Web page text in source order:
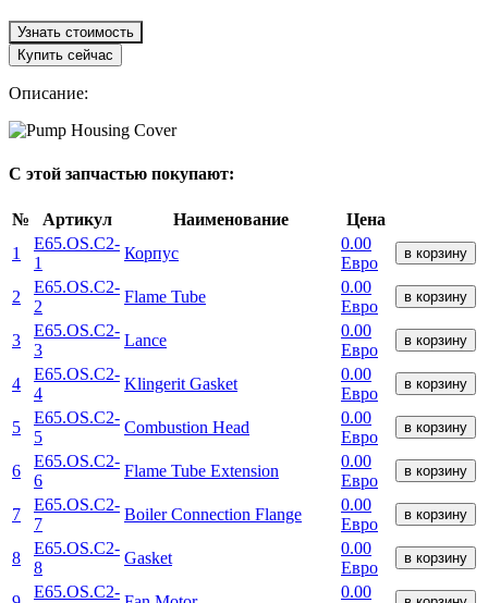
Узнать стоимость
Купить сейчас
Описание:
С этой запчастью покупают:
№ Артикул Наименование
Цена
1
E65.OS.C2-
1
Корпус
0.00
Евро
в корзину
2
E65.OS.C2-
2
Flame Tube
0.00
Евро
в корзину
3
E65.OS.C2-
3
Lance
0.00
Евро
в корзину
4
E65.OS.C2-
4
Klingerit Gasket
0.00
Евро
в корзину
5
E65.OS.C2-
5
Combustion Head
0.00
Евро
в корзину
6
E65.OS.C2-
6
Flame Tube Extension
0.00
Евро
в корзину
7
E65.OS.C2-
7
Boiler Connection Flange
0.00
Евро
в корзину
8
E65.OS.C2-
8
Gasket
0.00
Евро
в корзину
E65.OS.C2-
0.00